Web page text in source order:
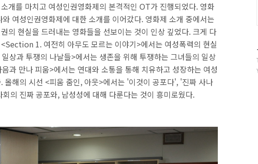
개를 마치고 여성인권영화제의 본격적인 OT가 진행되었다. 영화
여성인권영화제에 대한 소개를 이어갔다. 영화제 소개 중에서는
의 현실을 드러내는 영화들을 선보이는 것이 인상 깊었다. 크게 다
1. 여전히 아무도 모르는 이야기>에서는 여성폭력의 현실
상과 투쟁의 나날들>에서는 생존을 위해 투쟁하는 그녀들의 일상
과 만나 피움>에서는 연대와 소통을 통해 치유하고 성장하는 여성
올해의 시선 <피움 줌인, 아웃>에서는 '이것이 공포다', '진짜 사나
의 진짜 공포와, 남성성에 대해 다룬다는 것이 흥미로웠다.